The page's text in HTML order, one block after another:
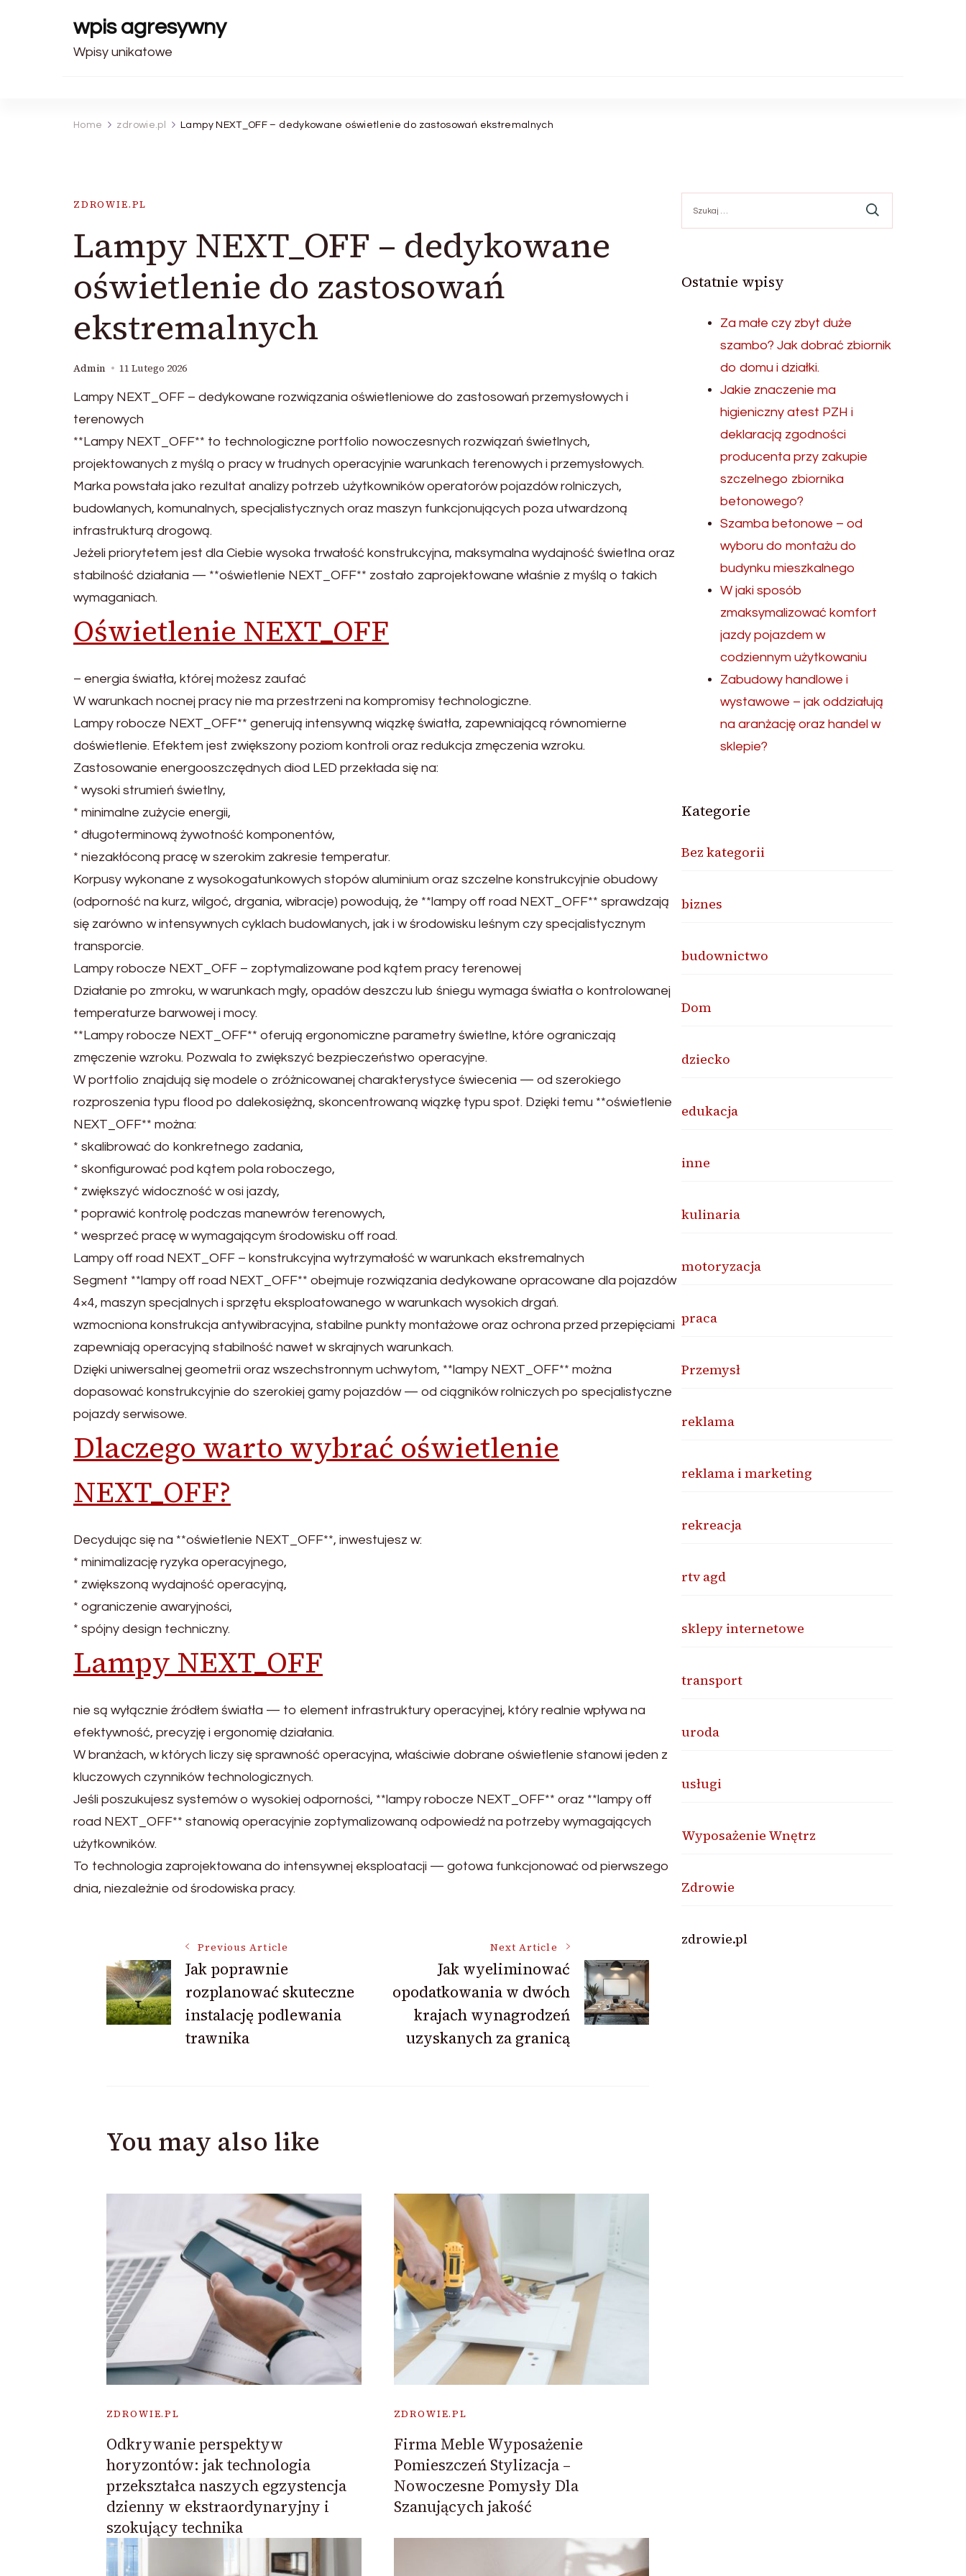
wpis agresywny
Wpisy unikatowe
Home zdrowie.pl Lampy NEXT_OFF – dedykowane oświetlenie do zastosowań ekstremalnych
ZDROWIE.PL
Lampy NEXT_OFF – dedykowane
oświetlenie do zastosowań
ekstremalnych
Admin 11 Lutego 2026
Lampy NEXT_OFF – dedykowane rozwiązania oświetleniowe do zastosowań przemysłowych i
terenowych
**Lampy NEXT_OFF** to technologiczne portfolio nowoczesnych rozwiązań świetlnych,
projektowanych z myślą o pracy w trudnych operacyjnie warunkach terenowych i przemysłowych.
Marka powstała jako rezultat analizy potrzeb użytkowników operatorów pojazdów rolniczych,
budowlanych, komunalnych, specjalistycznych oraz maszyn funkcjonujących poza utwardzoną
infrastrukturą drogową.
Jeżeli priorytetem jest dla Ciebie wysoka trwałość konstrukcyjna, maksymalna wydajność świetlna oraz
stabilność działania — **oświetlenie NEXT_OFF** zostało zaprojektowane właśnie z myślą o takich
wymaganiach.
Oświetlenie NEXT_OFF
– energia światła, której możesz zaufać
W warunkach nocnej pracy nie ma przestrzeni na kompromisy technologiczne.
Lampy robocze NEXT_OFF** generują intensywną wiązkę światła, zapewniającą równomierne
doświetlenie. Efektem jest zwiększony poziom kontroli oraz redukcja zmęczenia wzroku.
Zastosowanie energooszczędnych diod LED przekłada się na:
* wysoki strumień świetlny,
* minimalne zużycie energii,
* długoterminową żywotność komponentów,
* niezakłóconą pracę w szerokim zakresie temperatur.
Korpusy wykonane z wysokogatunkowych stopów aluminium oraz szczelne konstrukcyjnie obudowy
(odporność na kurz, wilgoć, drgania, wibracje) powodują, że **lampy off road NEXT_OFF** sprawdzają
się zarówno w intensywnych cyklach budowlanych, jak i w środowisku leśnym czy specjalistycznym
transporcie.
Lampy robocze NEXT_OFF – zoptymalizowane pod kątem pracy terenowej
Działanie po zmroku, w warunkach mgły, opadów deszczu lub śniegu wymaga światła o kontrolowanej
temperaturze barwowej i mocy.
**Lampy robocze NEXT_OFF** oferują ergonomiczne parametry świetlne, które ograniczają
zmęczenie wzroku. Pozwala to zwiększyć bezpieczeństwo operacyjne.
W portfolio znajdują się modele o zróżnicowanej charakterystyce świecenia — od szerokiego
rozproszenia typu flood po dalekosiężną, skoncentrowaną wiązkę typu spot. Dzięki temu **oświetlenie
NEXT_OFF** można:
* skalibrować do konkretnego zadania,
* skonfigurować pod kątem pola roboczego,
* zwiększyć widoczność w osi jazdy,
* poprawić kontrolę podczas manewrów terenowych,
* wesprzeć pracę w wymagającym środowisku off road.
Lampy off road NEXT_OFF – konstrukcyjna wytrzymałość w warunkach ekstremalnych
Segment **lampy off road NEXT_OFF** obejmuje rozwiązania dedykowane opracowane dla pojazdów
4×4, maszyn specjalnych i sprzętu eksploatowanego w warunkach wysokich drgań.
wzmocniona konstrukcja antywibracyjna, stabilne punkty montażowe oraz ochrona przed przepięciami
zapewniają operacyjną stabilność nawet w skrajnych warunkach.
Dzięki uniwersalnej geometrii oraz wszechstronnym uchwytom, **lampy NEXT_OFF** można
dopasować konstrukcyjnie do szerokiej gamy pojazdów — od ciągników rolniczych po specjalistyczne
pojazdy serwisowe.
Dlaczego warto wybrać oświetlenie
NEXT_OFF?
Decydując się na **oświetlenie NEXT_OFF**, inwestujesz w:
* minimalizację ryzyka operacyjnego,
* zwiększoną wydajność operacyjną,
* ograniczenie awaryjności,
* spójny design techniczny.
Lampy NEXT_OFF
nie są wyłącznie źródłem światła — to element infrastruktury operacyjnej, który realnie wpływa na
efektywność, precyzję i ergonomię działania.
W branżach, w których liczy się sprawność operacyjna, właściwie dobrane oświetlenie stanowi jeden z
kluczowych czynników technologicznych.
Jeśli poszukujesz systemów o wysokiej odporności, **lampy robocze NEXT_OFF** oraz **lampy off
road NEXT_OFF** stanowią operacyjnie zoptymalizowaną odpowiedź na potrzeby wymagających
użytkowników.
To technologia zaprojektowana do intensywnej eksploatacji — gotowa funkcjonować od pierwszego
dnia, niezależnie od środowiska pracy.
Post
Navigation
Previous Article
Jak poprawnie
rozplanować skuteczne
instalację podlewania
trawnika
Next Article
Jak wyeliminować
opodatkowania w dwóch
krajach wynagrodzeń
uzyskanych za granicą
You may also like
ZDROWIE.PL
Odkrywanie perspektyw
horyzontów: jak technologia
przekształca naszych egzystencja
dzienny w ekstraordynaryjny i
szokujący technika
ZDROWIE.PL
Firma Meble Wyposażenie
Pomieszczeń Stylizacja –
Nowoczesne Pomysły Dla
Szanujących jakość
Ostatnie wpisy
Za małe czy zbyt duże
szambo? Jak dobrać zbiornik
do domu i działki.
Jakie znaczenie ma
higieniczny atest PZH i
deklaracją zgodności
producenta przy zakupie
szczelnego zbiornika
betonowego?
Szamba betonowe – od
wyboru do montażu do
budynku mieszkalnego
W jaki sposób
zmaksymalizować komfort
jazdy pojazdem w
codziennym użytkowaniu
Zabudowy handlowe i
wystawowe – jak oddziałują
na aranżację oraz handel w
sklepie?
Kategorie
Bez kategorii
biznes
budownictwo
Dom
dziecko
edukacja
inne
kulinaria
motoryzacja
praca
Przemysł
reklama
reklama i marketing
rekreacja
rtv agd
sklepy internetowe
transport
uroda
usługi
Wyposażenie Wnętrz
Zdrowie
zdrowie.pl